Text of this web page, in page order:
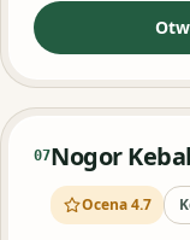
07Nogor
Ocena 4.7